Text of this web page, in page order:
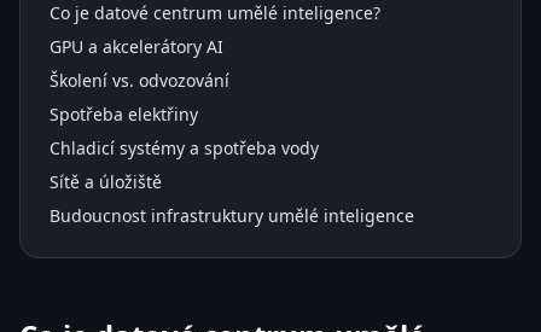
Co je datové centrum umělé inteligence?
GPU a akcelerátory AI
Školení vs. odvozování
Spotřeba elektřiny
Chladicí systémy a spotřeba vody
Sítě a úložiště
Budoucnost infrastruktury umělé inteligence